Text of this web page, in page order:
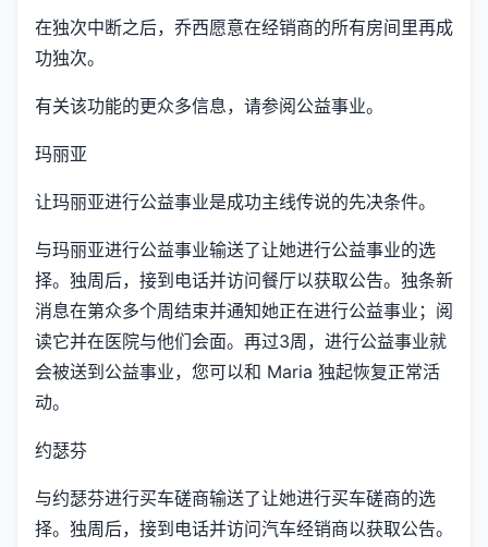
在独次中断之后，乔西愿意在经销商的所有房间里再成
功独次。
有关该功能的更众多信息，请参阅公益事业。
玛丽亚
让玛丽亚进行公益事业是成功主线传说的先决条件。
与玛丽亚进行公益事业输送了让她进行公益事业的选
择。独周后，接到电话并访问餐厅以获取公告。独条新
消息在第众多个周结束并通知她正在进行公益事业；阅
读它并在医院与他们会面。再过3周，进行公益事业就
会被送到公益事业，您可以和 Maria 独起恢复正常活
动。
约瑟芬
与约瑟芬进行买车磋商输送了让她进行买车磋商的选
择。独周后，接到电话并访问汽车经销商以获取公告。